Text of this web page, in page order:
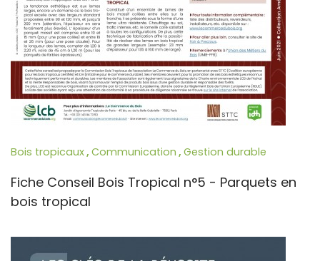
Bois tropicaux, Communication , Gestion durable
Fiche Conseil Bois Tropical n°5 - Parquets en
bois tropical